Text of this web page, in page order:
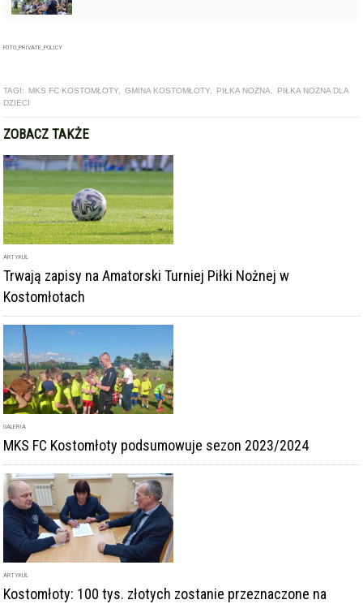
FOTO_PRIVATE_POLICY
TAGI: MKS FC KOSTOMŁOTY GMINA KOSTOMŁOTY PIŁKA NOŻNA
PIŁKA NOŻNA DLA
DZIECI
ZOBACZ TAKŻE
ARTYKUŁ
Trwają zapisy na Amatorski Turniej Piłki Nożnej w
Kostomłotach
GALERIA
MKS FC Kostomłoty podsumowuje sezon 2023/2024
ARTYKUŁ
Kostomłoty: 100 tys. złotych zostanie przeznaczone na